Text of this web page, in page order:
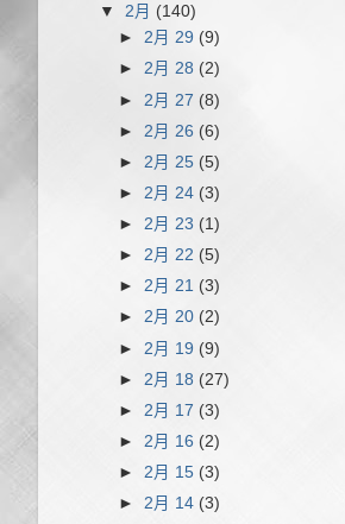
▼ 2月 (140)
►2月 29 (9)
►2月 28 (2)
► 2月 27 (8)
► 2月 26 (6)
► 2月 25 (5)
► 2月 24 (3)
►2月 23 (1)
►2月 22 (5)
►2月 21 (3)
►2月 20 (2)
► 2月 19(9)
► 2月 18 (27)
► 2月 17 (3)
► 2月 16(2)
►2月 15 (3)
►2月 14(3)